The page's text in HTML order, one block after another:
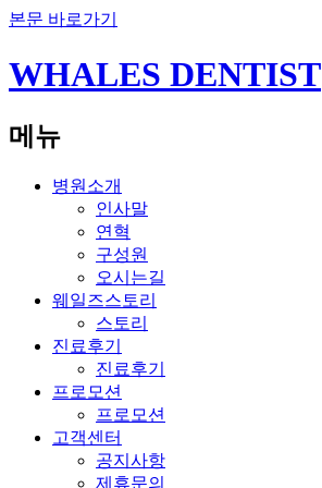
본문 바로가기
WHALES DENTIST
메뉴
병원소개
인사말
연혁
구성원
오시는길
웨일즈스토리
스토리
진료후기
진료후기
프로모션
프로모션
고객센터
공지사항
제휴문의